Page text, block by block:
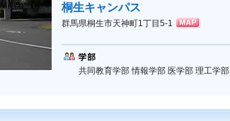
桐生キャンパス
群馬県桐生市天神町1丁目5-1
共同教育学部 情報学部 医学部 理工学部